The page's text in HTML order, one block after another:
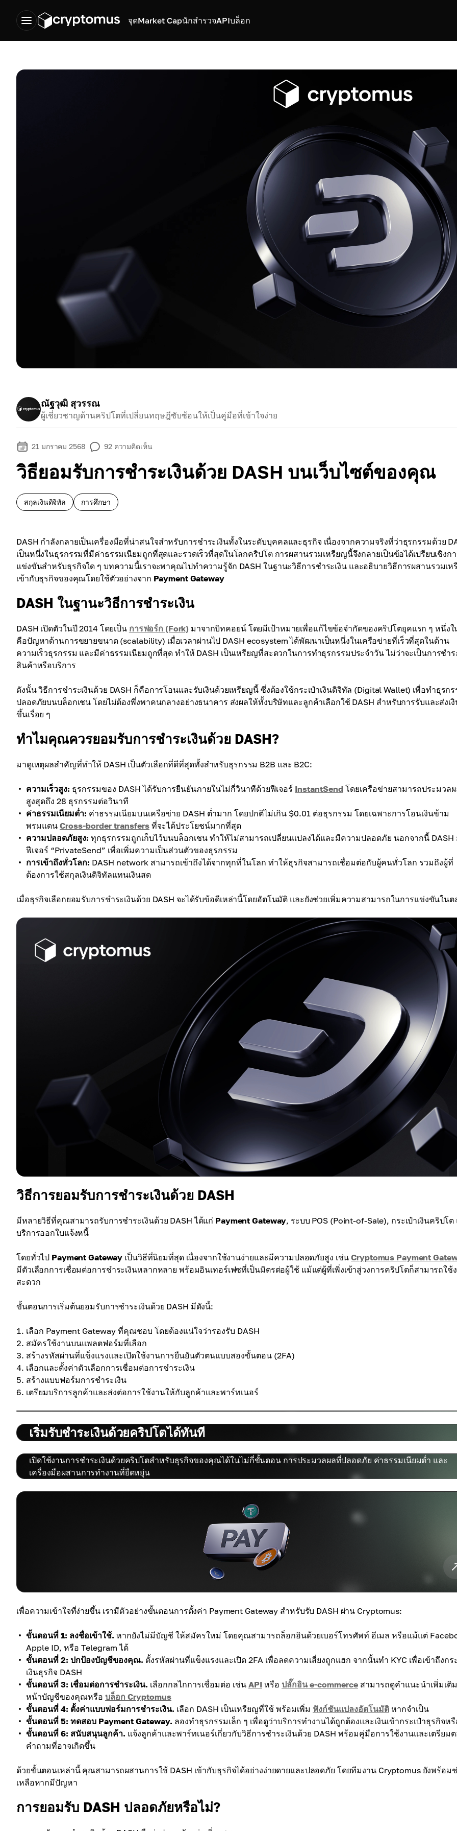
จุดMarket CapนักสำรวจAPIบล็อก
ณัฐวุฒิ สุวรรณ
ผู้เชี่ยวชาญด้านคริปโตที่เปลี่ยนทฤษฎีซับซ้อนให้เป็นคู่มือที่เข้าใจง่าย
21 มกราคม 2568 92 ความคิดเห็น
วิธียอมรับการชำระเงินด้วย DASH บนเว็บไซต์ของคุณ
สกุลเงินดิจิทัล การศึกษา
DASH กำลังกลายเป็นเครื่องมือที่น่าสนใจสำหรับการชำระเงินทั้งในระดับบุคคลและธุรกิจ เนื่องจากความจริงที่ว่าธุรกรรมด้วย
เป็นหนึ่งในธุรกรรมที่มีค่าธรรมเนียมถูกที่สุดและรวดเร็วที่สุดในโลกคริปโต การผสานรวมเหรียญนี้จึงกลายเป็นข้อได้เปรียบเชิงก
แข่งขันสำหรับธุรกิจใด ๆ บทความนี้เราจะพาคุณไปทำความรู้จัก DASH ในฐานะวิธีการชำระเงิน และอธิบายวิธีการผสานรวมเ
เข้ากับธุรกิจของคุณโดยใช้ตัวอย่างจาก Payment Gateway
DASH ในฐานะวิธีการชำระเงิน
DASH เปิดตัวในปี 2014 โดยเป็น การฟอร์ก (Fork) มาจากบิทคอยน์ โดยมีเป้าหมายเพื่อแก้ไขข้อจำกัดของคริปโตยุคแรก ๆ หนึ่ง
คือปัญหาด้านการขยายขนาด (scalability) เมื่อเวลาผ่านไป DASH ecosystem ได้พัฒนาเป็นหนึ่งในเครือข่ายที่เร็วที่สุดในด้าน
ความเร็วธุรกรรม และมีค่าธรรมเนียมถูกที่สุด ทำให้ DASH เป็นเหรียญที่สะดวกในการทำธุรกรรมประจำวัน ไม่ว่าจะเป็นการชำ
สินค้าหรือบริการ
ดังนั้น วิธีการชำระเงินด้วย DASH ก็คือการโอนและรับเงินด้วยเหรียญนี้ ซึ่งต้องใช้กระเป๋าเงินดิจิทัล (Digital Wallet) เพื่อทำธุรก
ปลอดภัยบนบล็อกเชน โดยไม่ต้องพึ่งพาคนกลางอย่างธนาคาร ส่งผลให้ทั้งบริษัทและลูกค้าเลือกใช้ DASH สำหรับการรับและส่งเ
ขึ้นเรื่อย ๆ
ทำไมคุณควรยอมรับการชำระเงินด้วย DASH?
มาดูเหตุผลสำคัญที่ทำให้ DASH เป็นตัวเลือกที่ดีที่สุดทั้งสำหรับธุรกรรม B2B และ B2C:
ความเร็วสูง: ธุรกรรมของ DASH ได้รับการยืนยันภายในไม่กี่วินาทีด้วยฟีเจอร์ InstantSend โดยเครือข่ายสามารถประมวล
สูงสุดถึง 28 ธุรกรรมต่อวินาที
ค่าธรรมเนียมต่ำ: ค่าธรรมเนียมบนเครือข่าย DASH ต่ำมาก โดยปกติไม่เกิน $0.01 ต่อธุรกรรม โดยเฉพาะการโอนเงินข้าม
พรมแดน Cross-border transfers ที่จะได้ประโยชน์มากที่สุด
ความปลอดภัยสูง: ทุกธุรกรรมถูกเก็บไว้บนบล็อกเชน ทำให้ไม่สามารถเปลี่ยนแปลงได้และมีความปลอดภัย นอกจากนี้ DASH
ฟีเจอร์ “PrivateSend” เพื่อเพิ่มความเป็นส่วนตัวของธุรกรรม
การเข้าถึงทั่วโลก: DASH network สามารถเข้าถึงได้จากทุกที่ในโลก ทำให้ธุรกิจสามารถเชื่อมต่อกับผู้คนทั่วโลก รวมถึงผู้ที่
ต้องการใช้สกุลเงินดิจิทัลแทนเงินสด
เมื่อธุรกิจเลือกยอมรับการชำระเงินด้วย DASH จะได้รับข้อดีเหล่านี้โดยอัตโนมัติ และยังช่วยเพิ่มความสามารถในการแข่งขันในต
วิธีการยอมรับการชำระเงินด้วย DASH
มีหลายวิธีที่คุณสามารถรับการชำระเงินด้วย DASH ได้แก่ Payment Gateway, ระบบ POS (Point-of-Sale), กระเป๋าเงินคริปโต
บริการออกใบแจ้งหนี้
โดยทั่วไป Payment Gateway เป็นวิธีที่นิยมที่สุด เนื่องจากใช้งานง่ายและมีความปลอดภัยสูง เช่นCryptomus Payment
มีตัวเลือกการเชื่อมต่อการชำระเงินหลากหลาย พร้อมอินเทอร์เฟซที่เป็นมิตรต่อผู้ใช้ แม้แต่ผู้ที่เพิ่งเข้าสู่วงการคริปโตก็สามารถใช้
สะดวก
ขั้นตอนการเริ่มต้นยอมรับการชำระเงินด้วย DASH มีดังนี้:
เลือก Payment Gateway ที่คุณชอบ โดยต้องแน่ใจว่ารองรับ DASH
สมัครใช้งานบนแพลตฟอร์มที่เลือก
สร้างรหัสผ่านที่แข็งแรงและเปิดใช้งานการยืนยันตัวตนแบบสองขั้นตอน (2FA)
เลือกและตั้งค่าตัวเลือกการเชื่อมต่อการชำระเงิน
สร้างแบบฟอร์มการชำระเงิน
เตรียมบริการลูกค้าและส่งต่อการใช้งานให้กับลูกค้าและพาร์ทเนอร์
เริ่มรับชำระเงินด้วยคริปโตได้ทันที
เปิดใช้งานการชำระเงินด้วยคริปโตสำหรับธุรกิจของคุณได้ในไม่กี่ขั้นตอน การประมวลผลที่ปลอดภัย ค่าธรรมเนียมต่ำ และ
เครื่องมือผสานการทำงานที่ยืดหยุ่น
เพื่อความเข้าใจที่ง่ายขึ้น เรามีตัวอย่างขั้นตอนการตั้งค่า Payment Gateway สำหรับรับ DASH ผ่าน Cryptomus:
ขั้นตอนที่ 1: ลงชื่อเข้าใช้. หากยังไม่มีบัญชี ให้สมัครใหม่ โดยคุณสามารถล็อกอินด้วยเบอร์โทรศัพท์ อีเมล หรือแม้แต่
Apple ID, หรือ Telegram ได้
ขั้นตอนที่ 2: ปกป้องบัญชีของคุณ. ตั้งรหัสผ่านที่แข็งแรงและเปิด 2FA เพื่อลดความเสี่ยงถูกแฮก จากนั้นทำ KYC เพื่อเข้าถึงกร
เงินธุรกิจ DASH
ขั้นตอนที่ 3: เชื่อมต่อการชำระเงิน. เลือกกลไกการเชื่อมต่อ เช่น API หรือ ปลั๊กอิน e-commerce สามารถดูคำแนะนำเพิ่มเติ
หน้าบัญชีของคุณหรือ บล็อก Cryptomus
ขั้นตอนที่ 4: ตั้งค่าแบบฟอร์มการชำระเงิน. เลือก DASH เป็นเหรียญที่ใช้ พร้อมเพิ่ม ฟังก์ชันแปลงอัตโนมัติ หากจำเป็น
ขั้นตอนที่ 5: ทดสอบ Payment Gateway. ลองทำธุรกรรมเล็ก ๆ เพื่อดูว่าบริการทำงานได้ถูกต้องและเงินเข้ากระเป๋าธุรกิจห
ขั้นตอนที่ 6: สนับสนุนลูกค้า. แจ้งลูกค้าและพาร์ทเนอร์เกี่ยวกับวิธีการชำระเงินด้วย DASH พร้อมคู่มือการใช้งานและเตรียม
คำถามที่อาจเกิดขึ้น
ด้วยขั้นตอนเหล่านี้ คุณสามารถผสานการใช้ DASH เข้ากับธุรกิจได้อย่างง่ายดายและปลอดภัย โดยทีมงาน Cryptomus ยังพร้อม
เหลือหากมีปัญหา
การยอมรับ DASH ปลอดภัยหรือไม่?